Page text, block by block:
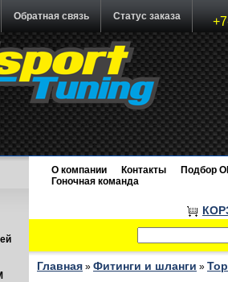
Обратная связь Статус заказа
О компании Контакты
Подбор
Гоночная команда
Главная » Фитинги и шланги »